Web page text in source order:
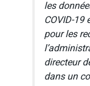
les
COVID-
pour les
directeur
dans un